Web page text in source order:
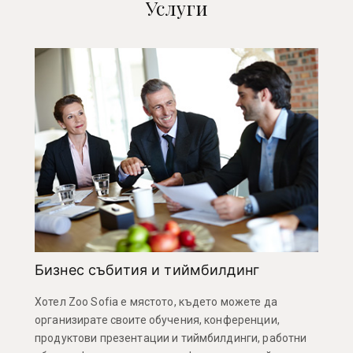
Услуги
Бизнес събития и тиймбилдинг
Хотел Zoo Sofia е мястото, където можете да
организирате своите обучения, конференции,
продуктови презентации и тиймбилдинги, работни